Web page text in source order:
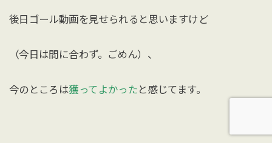
後日ゴール動画を見せられると思いますけど
（今日は間に合わず。ごめん）、
今のところは獲ってよかった と感じてます。